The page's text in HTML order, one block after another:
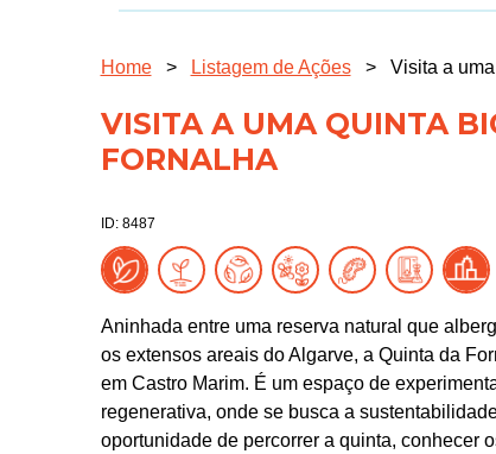
Home > Listagem de Ações > Visita a
VISITA A UMA QUINTA
FORNALHA
ID: 8487
Aninhada entre uma reserva natural que
os extensos areais do Algarve, a Quinta da
em Castro Marim. É um espaço de
regenerativa, onde se busca a
oportunidade de percorrer a quinta, conhecer